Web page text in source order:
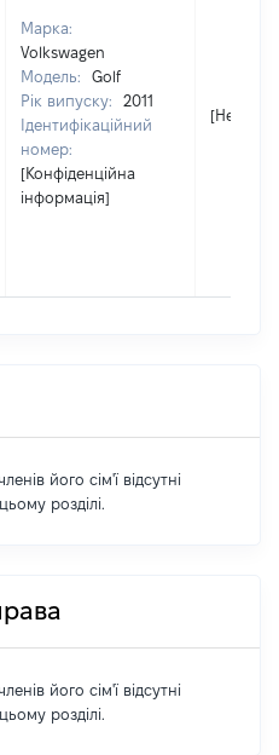
Марка:
Volkswagen
Модель:
Golf
Рік випуску:
2011
Ідентифікаційний
номер:
[Конфіденційна
інформація]
[Не
його сім'ї відсутні
розділі.
його сім'ї відсутні
розділі.